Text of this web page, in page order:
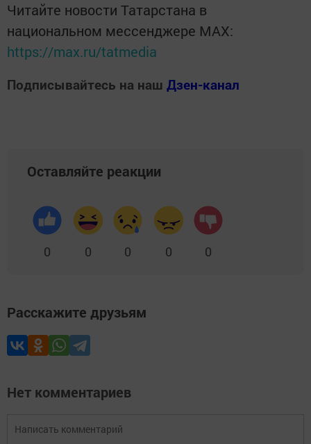
Читайте новости Татарстана в
национальном мессенджере MАХ:
https://max.ru/tatmedia
Подписывайтесь на наш Дзен-канал
Оставляйте реакции
0 0 0 0 0
Расскажите друзьям
Нет комментариев